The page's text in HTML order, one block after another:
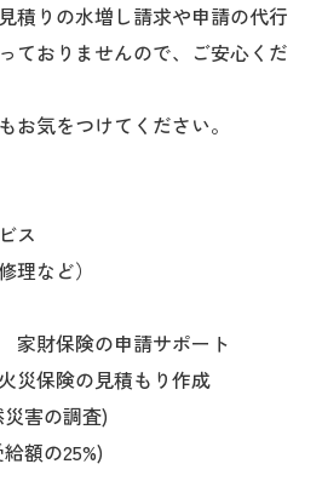
積りの水増し請求や申請の代行
ておりませんので、ご安心くだ
お気をつけてください。
ス
理など）
財保険の申請サポート
災保険の見積もり作成
害の調査)
額の25%)